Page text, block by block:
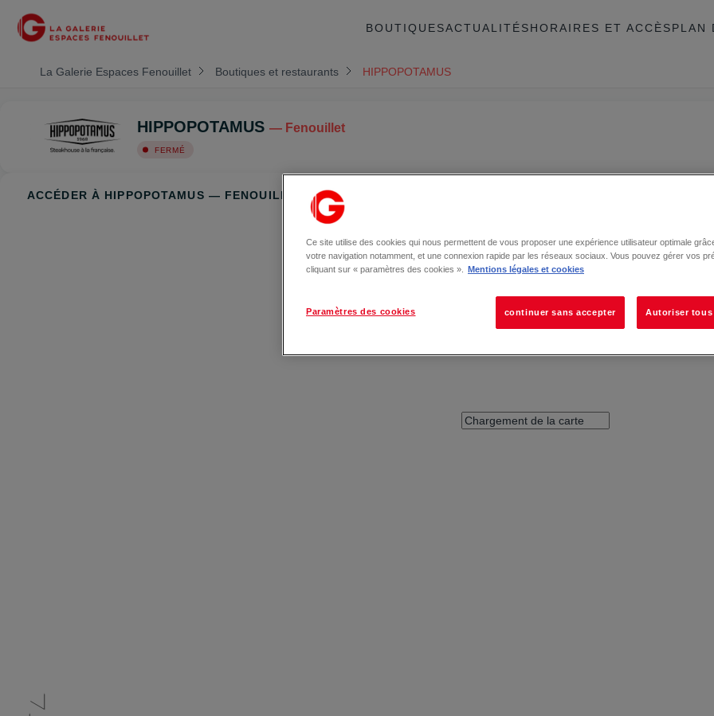
BOUTIQUESACTUALITÉSHORAIRES ET ACCÈSPLAN
La Galerie Espaces Fenouillet Boutiques et restaurants HIPPOPOTAMUS
HIPPOPOTAMUS — Fenouillet
FERMÉ
ACCÉDER À HIPPOPOTAMUS — FENOUILLET
Ce site utilise des cookies qui nous permettent de vous proposer une expérience utilisateur optimale
votre navigation notamment, et une connexion rapide par les réseaux sociaux. Vous pouvez gérer vos
cliquant sur « paramètres des cookies ».
Mentions légales et cookies
Paramètres des cookies continuer sans accepter Autoriser